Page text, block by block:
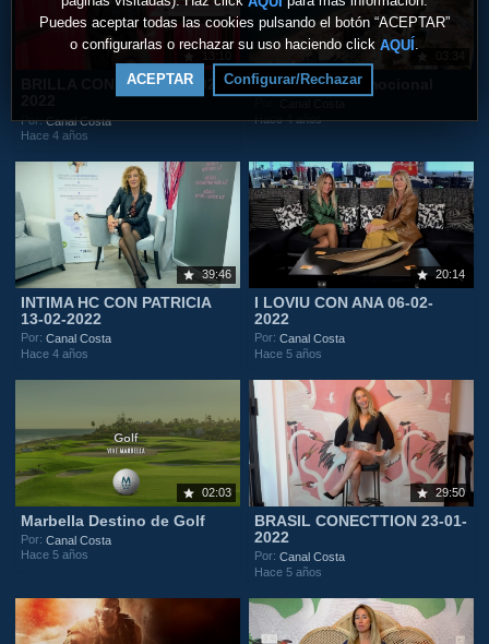
Puedes aceptar todas las cookies pulsando el botón “ACEPTAR”
o configurarlas o rechazar su uso haciendo click AQUÍ .
ACEPTAR Configurar/Rechazar
BRILLA CON LAURA 20-02-
Por:Canal Costa
Hace 4 años
Fuengirola Promocional
Hace 4 años
39:46
INTIMA HC CON PATRICIA
13-02-2022
Por:Canal Costa
Hace 4 años
20:14
I LOVIU CON ANA 06-02-
2022
Por:Canal Costa
Hace 5 años
02:03
Marbella Destino de Golf
Por:Canal Costa
Hace 5 años
29:50
BRASIL CONECTTION 23-01-
2022
Por:Canal Costa
Hace 5 años